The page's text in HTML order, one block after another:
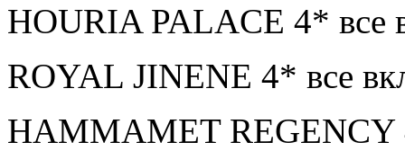
HOURIA PALACE 4* все
ROYAL JINENE 4* все
HAMMAMET REGENCY